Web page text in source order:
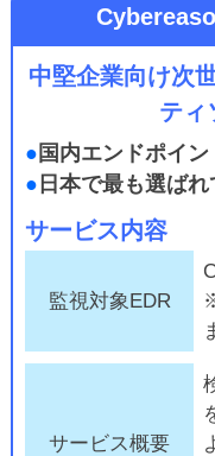
中堅企業向け次
ティ
● 国内エンドポイ
● 日本で最も選ば
サービス内容
監視対象EDR
サービス概要